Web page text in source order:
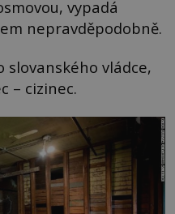
vypadá
nepravděpodobně.
slovanského vládce,
– cizinec.